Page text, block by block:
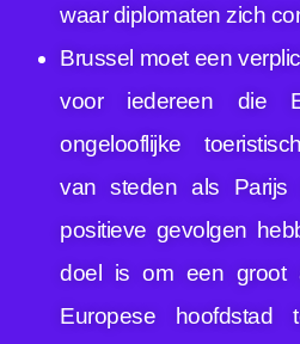
waar diplomaten zich
Brussel moet een
voor iedereen die
ongelooflijke
van steden als
positieve gevolgen
doel is om een groot
Europese hoofdstad